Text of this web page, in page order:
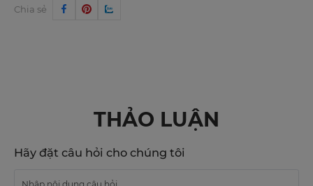
Chia sẻ
THẢO LUẬN
Hãy đặt câu hỏi cho chúng tôi